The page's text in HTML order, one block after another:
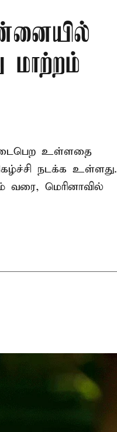
மாற்றம்
நடைபெற உள்ளதை
நடக்க உள்ளது.
வரை, மெரினாவில்